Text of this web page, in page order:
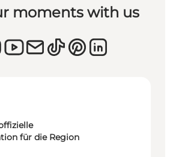
moments with us
für die Region